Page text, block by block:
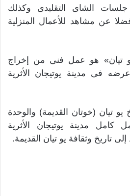
جلسات الشاى التقليدى وكذلك
عن مشاهد للأعمال المنزلية
تيان» هو عمل فنى من إخراج
فى مدينة يوتيجان الأثرية
تيان (خوتان القديمة) والوحدة
كامل مدينة يوتيجان الأثرية
تاريخ وثقافة يو تيان القديمة.